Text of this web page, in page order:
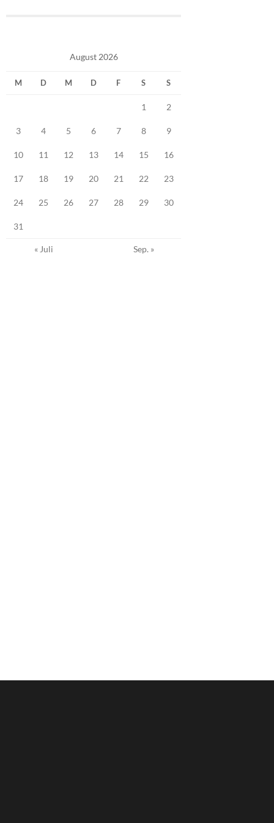
August 2026
M D M D F S S
1 2
3 4 5 6 7 8 9
10 11 12 13 14 15 16
17 18 19 20 21 22 23
24 25 26 27 28 29 30
31
« Juli Sep. »